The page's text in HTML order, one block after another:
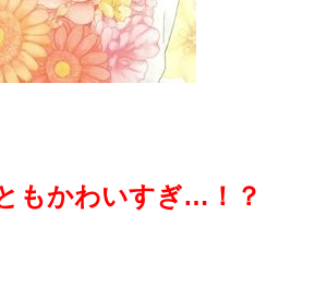
もかわいすぎ…！？